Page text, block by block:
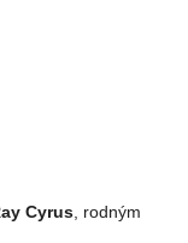
Cyrus , rodným